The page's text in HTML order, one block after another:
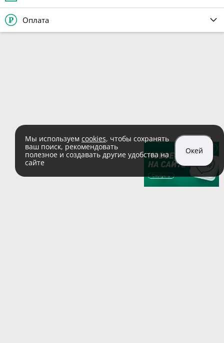
Оплата
Мы используем cookies, чтобы сохранять
ваш поиск, рекомендовать
полезное и создавать другие удобства на
сайте
Окей